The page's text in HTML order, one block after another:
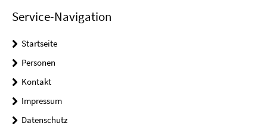
Service-Navigation
Startseite
Personen
Kontakt
Impressum
Datenschutz